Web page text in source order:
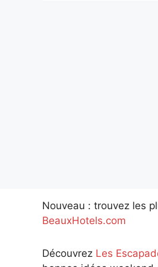
Nouveau : trouvez les
BeauxHotels.com
Découvrez Les